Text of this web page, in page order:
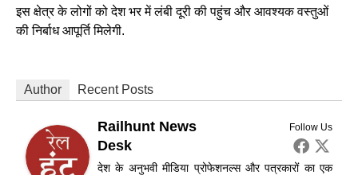
इस क्षेत्र के लोगों को देश भर में लंबी दूरी की पहुंच और आवश्यक वस्तुओं
की निर्बाध आपूर्ति मिलेगी.
Author Recent Posts
Follow Us
Railhunt News
Desk
देश के अनुभवी मीडिया प्रोफेशनल्स और पत्रकारों का एक